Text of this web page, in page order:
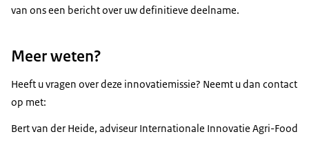
van ons een bericht over uw definitieve deelname.
Meer weten?
Heeft u vragen over deze innovatiemissie? Neemt u dan contact
op met:
Bert van der Heide, adviseur Internationale Innovatie Agri-Food